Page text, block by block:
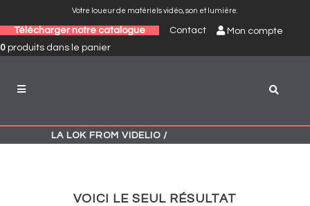
Votre loueur de matériels vidéo, son et lumière.
Télécharger notre catalogue Contact
Mon compte
0 produits dans le panier
LA LOK FROM VIDELIO /
VOICI LE SEUL RÉSULTAT